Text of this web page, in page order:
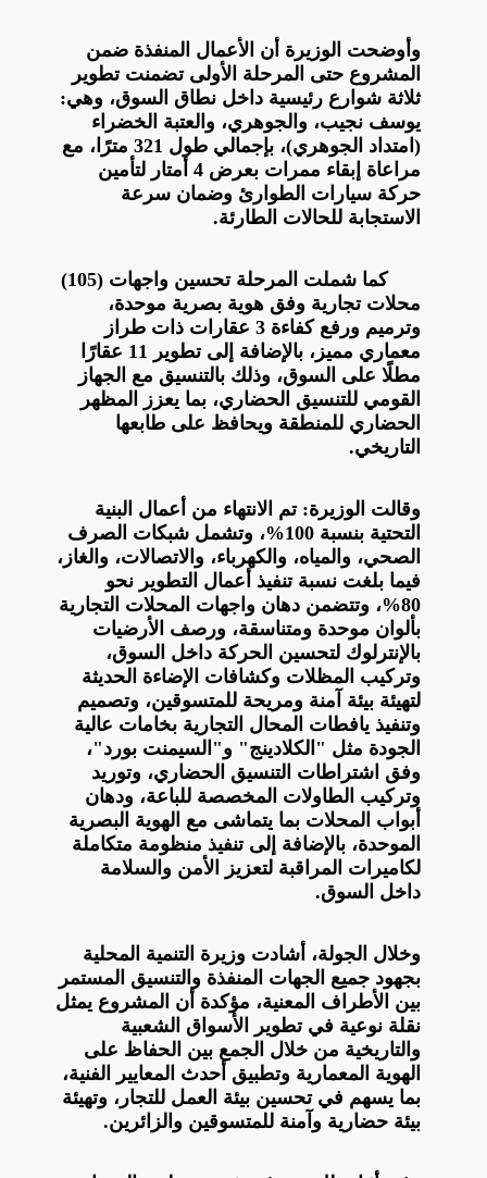
وأوضحت الوزيرة أن الأعمال المنفذة ضمن
المشروع حتى المرحلة الأولى تضمنت تطوير
ثلاثة شوارع رئيسية داخل نطاق السوق، وهي:
يوسف نجيب، والجوهري، والعتبة الخضراء
(امتداد الجوهري)، بإجمالي طول 321 مترًا، مع
مراعاة إبقاء ممرات بعرض 4 أمتار لتأمين
حركة سيارات الطوارئ وضمان سرعة
الاستجابة للحالات الطارئة.
كما شملت المرحلة تحسين واجهات (105)
محلات تجارية وفق هوية بصرية موحدة،
وترميم ورفع كفاءة 3 عقارات ذات طراز
معماري مميز، بالإضافة إلى تطوير 11 عقارًا
مطلًا على السوق، وذلك بالتنسيق مع الجهاز
القومي للتنسيق الحضاري، بما يعزز المظهر
الحضاري للمنطقة ويحافظ على طابعها
التاريخي.
وقالت الوزيرة: تم الانتهاء من أعمال البنية
التحتية بنسبة 100%، وتشمل شبكات الصرف
الصحي، والمياه، والكهرباء، والاتصالات، والغاز،
فيما بلغت نسبة تنفيذ أعمال التطوير نحو
80%، وتتضمن دهان واجهات المحلات التجارية
بألوان موحدة ومتناسقة، ورصف الأرضيات
بالإنترلوك لتحسين الحركة داخل السوق،
وتركيب المظلات وكشافات الإضاءة الحديثة
لتهيئة بيئة آمنة ومريحة للمتسوقين، وتصميم
وتنفيذ يافطات المحال التجارية بخامات عالية
الجودة مثل "الكلادينج" و"السيمنت بورد"،
وفق اشتراطات التنسيق الحضاري، وتوريد
وتركيب الطاولات المخصصة للباعة، ودهان
أبواب المحلات بما يتماشى مع الهوية البصرية
الموحدة، بالإضافة إلى تنفيذ منظومة متكاملة
لكاميرات المراقبة لتعزيز الأمن والسلامة
داخل السوق.
وخلال الجولة، أشادت وزيرة التنمية المحلية
بجهود جميع الجهات المنفذة والتنسيق المستمر
بين الأطراف المعنية، مؤكدة أن المشروع يمثل
نقلة نوعية في تطوير الأسواق الشعبية
والتاريخية من خلال الجمع بين الحفاظ على
الهوية المعمارية وتطبيق أحدث المعايير الفنية،
بما يسهم في تحسين بيئة العمل للتجار، وتهيئة
بيئة حضارية وآمنة للمتسوقين والزائرين.